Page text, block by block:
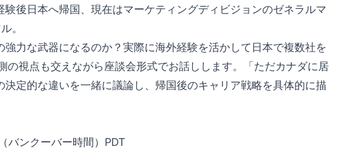
後日本へ帰国、現在はマーケティングディビジョンのゼネラルマ
。
力な武器になるのか？実際に海外経験を活かして日本で複数社を
視点も交えながら座談会形式でお話しします。「ただカナダに居
定的な違いを一緒に議論し、帰国後のキャリア戦略を具体的に描
バンクーバー時間）PDT